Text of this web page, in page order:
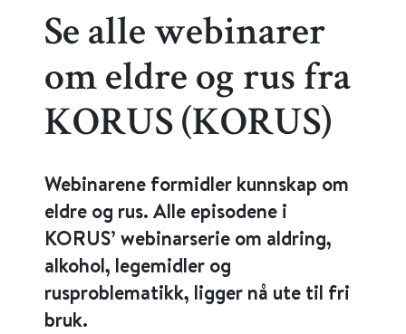
Se alle webinarer
om eldre og rus fra
KORUS (KORUS)
Webinarene formidler kunnskap om
eldre og rus. Alle episodene i
KORUS’ webinarserie om aldring,
alkohol, legemidler og
rusproblematikk, ligger nå ute til fri
bruk.